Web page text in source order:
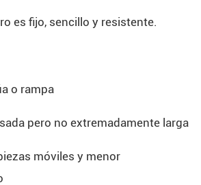
es fijo, sencillo y resistente.
o rampa
pero no extremadamente larga
móviles y menor